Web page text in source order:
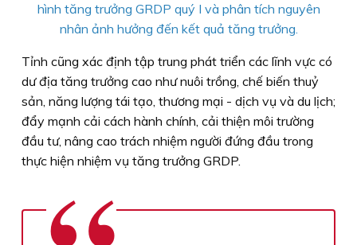
hình tăng trưởng GRDP quý I và phân tích nguyên
nhân ảnh hưởng đến kết quả tăng trưởng.
Tỉnh cũng xác định tập trung phát triển các lĩnh vực có
dư địa tăng trưởng cao như nuôi trồng, chế biến thuỷ
sản, năng lượng tái tạo, thương mại - dịch vụ và du lịch;
đẩy mạnh cải cách hành chính, cải thiện môi trường
đầu tư, nâng cao trách nhiệm người đứng đầu trong
thực hiện nhiệm vụ tăng trưởng GRDP.